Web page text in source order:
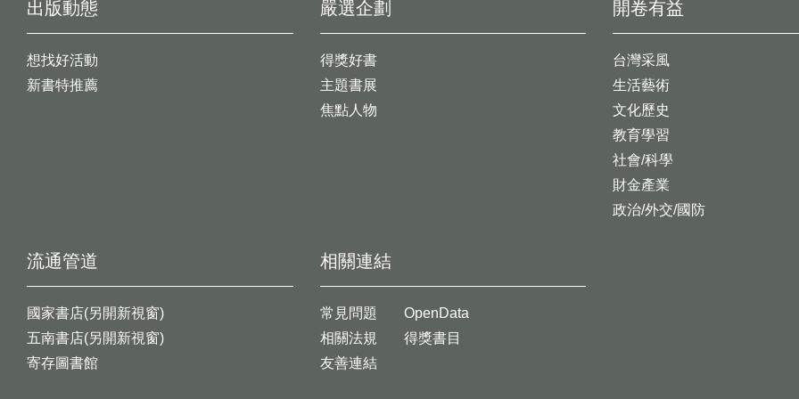
出版動態
想找好活動
新書特推薦
開卷有益
台灣采風
生活藝術
文化歷史
教育學習
社會/科學
財金產業
政治/外交/國防
嚴選企劃
得獎好書
主題書展
焦點人物
流通管道
國家書店(另開新視窗)
五南書店(另開新視窗)
寄存圖書館
相關連結
常見問題
相關法規
友善連結
OpenData
得獎書目